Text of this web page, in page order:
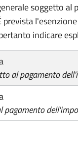
soggetto
indicare
al pagamento
pagamento